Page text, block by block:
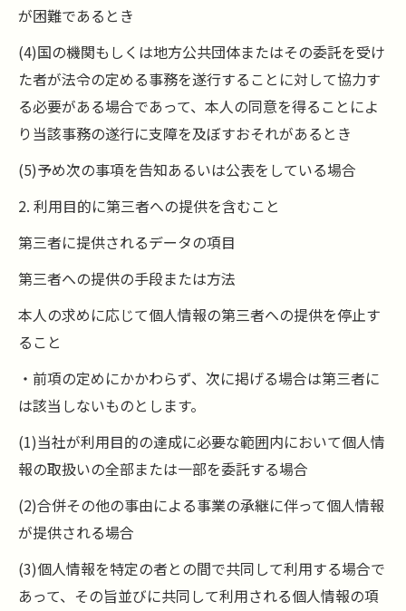
が困難であるとき
(4)国の機関もしくは地方公共団体またはその委託を受け
た者が法令の定める事務を遂行することに対して協力す
る必要がある場合であって、本人の同意を得ることによ
り当該事務の遂行に支障を及ぼすおそれがあるとき
(5)予め次の事項を告知あるいは公表をしている場合
2. 利用目的に第三者への提供を含むこと
第三者に提供されるデータの項目
第三者への提供の手段または方法
本人の求めに応じて個人情報の第三者への提供を停止す
ること
・前項の定めにかかわらず、次に掲げる場合は第三者に
は該当しないものとします。
(1)当社が利用目的の達成に必要な範囲内において個人情
報の取扱いの全部または一部を委託する場合
(2)合併その他の事由による事業の承継に伴って個人情報
が提供される場合
(3)個人情報を特定の者との間で共同して利用する場合で
あって、その旨並びに共同して利用される個人情報の項